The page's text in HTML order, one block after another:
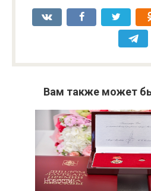
Вам также может
Новости